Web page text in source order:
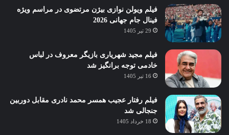
فیلم ویولن نوازی بیژن مرتضوی در مراسم ویژه
فینال جام جهانی 2026
29 تیر 1405
فیلم مجید شهریاری بازیگر معروف در لباس
خادمی توجه برانگیز شد
16 تیر 1405
فیلم رفتار عجیب همسر محمد نادری مقابل دوربین
جنجالی شد
18 خرداد 1405